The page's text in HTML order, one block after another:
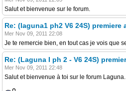
Salut et bienvenue sur le forum.
Re: (laguna1 ph2 V6 24S) premiere
Mer Nov 09, 2011 22:08
Je te remercie bien, en tout cas je vois que
Re: (Laguna I ph 2 - V6 24S)
Mer Nov 09, 2011 22:48
Salut et bienvenue à toi sur le forum Laguna.